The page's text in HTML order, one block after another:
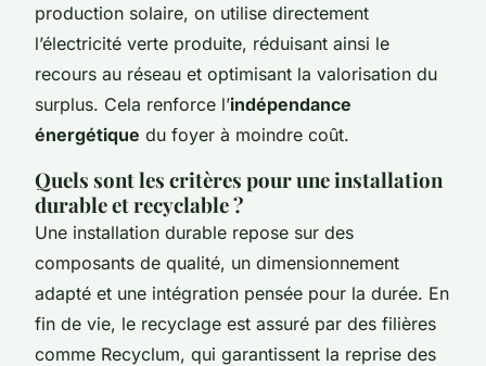
production solaire, on utilise directement
l’électricité verte produite, réduisant ainsi le
recours au réseau et optimisant la valorisation du
surplus. Cela renforce l’indépendance
énergétique du foyer à moindre coût.
Quels sont les critères pour une installation
durable et recyclable ?
Une installation durable repose sur des
composants de qualité, un dimensionnement
adapté et une intégration pensée pour la durée. En
fin de vie, le recyclage est assuré par des filières
comme Recyclum, qui garantissent la reprise des